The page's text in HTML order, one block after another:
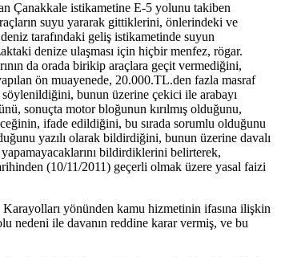
Çanakkale istikametine E-5 yolunu takiben
suyu yararak gittiklerini, önlerindeki ve
tarafındaki geliş istikametinde suyun
denize ulaşması için hiçbir menfez, rögar.
da orada birikip araçlara geçit vermediğini,
ön muayenede, 20.000.TL.den fazla masraf
söylenildiğini, bunun üzerine çekici ile arabayı
sonuçta motor bloğunun kırılmış olduğunu,
ifade edildiğini, bu sırada sorumlu olduğunu
yazılı olarak bildirdiğini, bunun üzerine davalı
bildirdiklerini belirterek,
(10/11/2011) geçerli olmak üzere yasal faizi
yönünden kamu hizmetinin ifasına ilişkin
nedeni ile davanın reddine karar vermiş, ve bu